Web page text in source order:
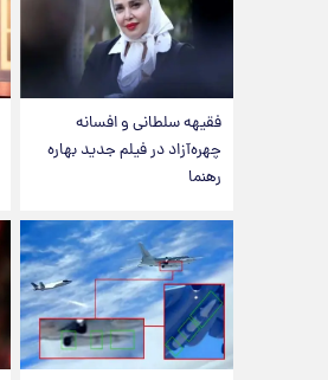
فقیهه سلطانی و افسانه
چهره‌آزاد در فیلم جدید بهاره
رهنما